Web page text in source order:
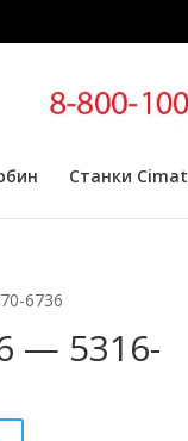
Станки Cimat
6736
— 5316-